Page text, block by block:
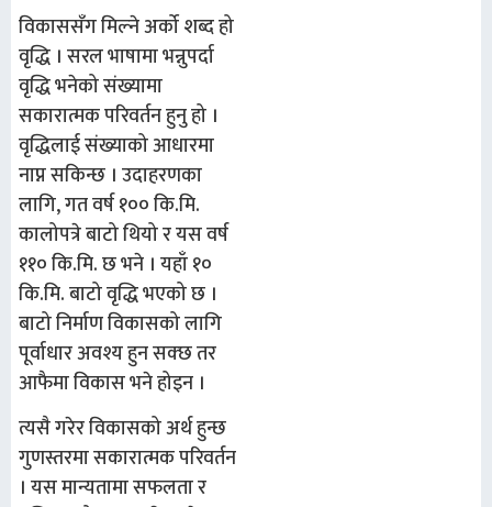
विकाससँग मिल्ने अर्को शब्द हो
वृद्धि । सरल भाषामा भन्नुपर्दा
वृद्धि भनेको संख्यामा
सकारात्मक परिवर्तन हुनु हो ।
वृद्धिलाई संख्याको आधारमा
नाप्न सकिन्छ । उदाहरणका
लागि, गत वर्ष १०० कि.मि.
कालोपत्रे बाटो थियो र यस वर्ष
११० कि.मि. छ भने । यहाँ १०
कि.मि. बाटो वृद्धि भएको छ ।
बाटो निर्माण विकासको लागि
पूर्वाधार अवश्य हुन सक्छ तर
आफैमा विकास भने होइन ।
त्यसै गरेर विकासको अर्थ हुन्छ
गुणस्तरमा सकारात्मक परिवर्तन
। यस मान्यतामा सफलता र